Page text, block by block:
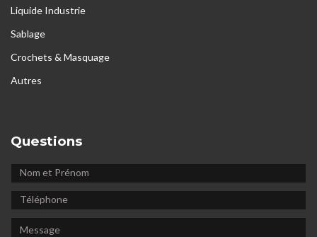
Liquide Industrie
Sablage
Crochets & Masquage
Autres
Questions
NOM
ET
PRÉNOM
TÉLÉPHONE
MESSAGE